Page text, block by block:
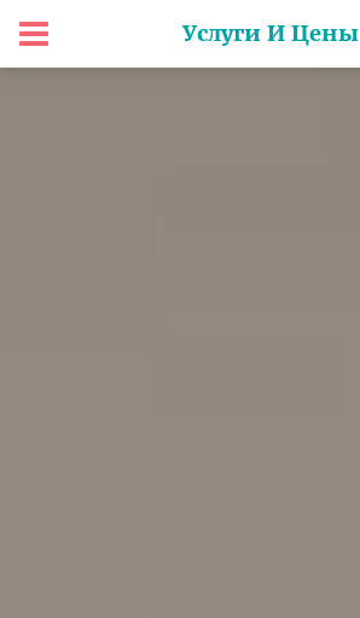
Услуги И Цены